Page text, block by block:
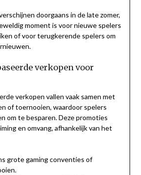
doorgaans in de late zomer,
moment is voor nieuwe spelers
of voor terugkerende spelers om
verkopen voor
verkopen vallen vaak samen met
of toernooien, waardoor spelers
om te besparen. Deze promoties
en omvang, afhankelijk van het
grote gaming conventies of